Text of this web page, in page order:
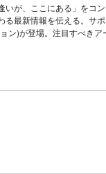
いが、ここにある」をコ
る最新情報を伝える。サ
ン)が登場。注目すべき